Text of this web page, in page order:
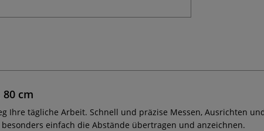
cm
Ihre tägliche Arbeit. Schnell und präzise Messen, Ausrichten
einfach die Abstände übertragen und anzeichnen.